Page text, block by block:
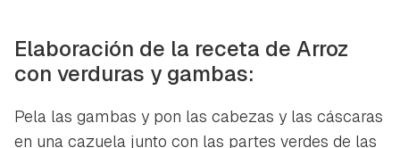
Elaboración de la receta de Arroz
con verduras y gambas:
Pela las gambas y pon las cabezas y las cáscaras
en una cazuela junto con las partes verdes de las